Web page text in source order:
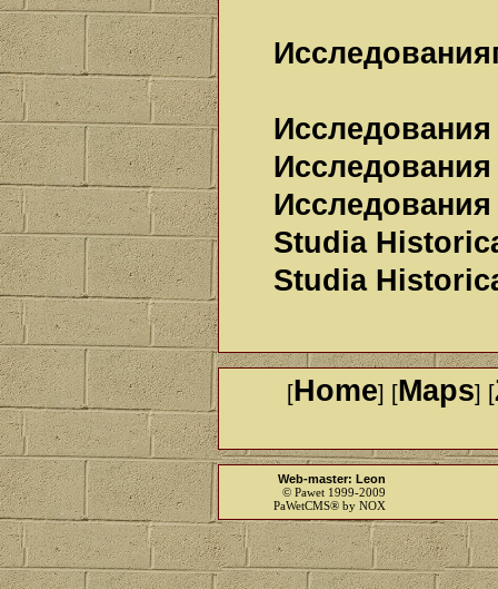
Studia
Studia
[Home] [Maps] [
Web-master: Leon
© Pawet 1999-2009
PaWetCMS® by NOX